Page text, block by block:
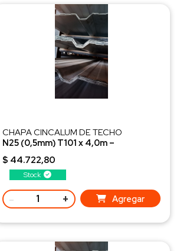
Stock
CHAPA CINCALUM DE TECHO
N25 (0,5mm) T101 x 4,0m –
Seleccionada 2DA
$ 44.722,80
- + Agregar